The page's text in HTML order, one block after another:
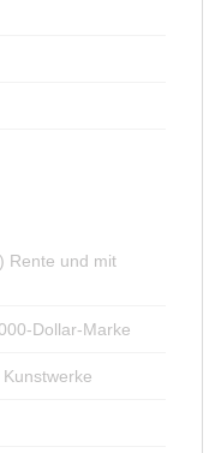
Rente und mit
Dollar-Marke